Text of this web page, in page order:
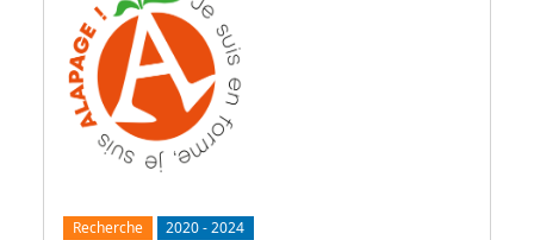
Recherche 2020-2024